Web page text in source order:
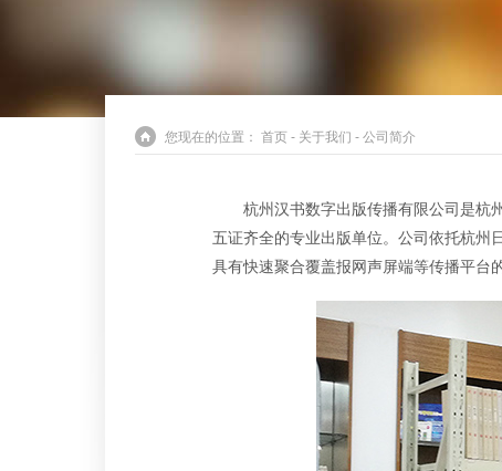
您现在的位置： 首页 - 关于我们 - 公司简介
杭州汉书数字出版传播有限公司是杭
五证齐全的专业出版单位。公司依托杭州
具有快速聚合覆盖报网声屏端等传播平台